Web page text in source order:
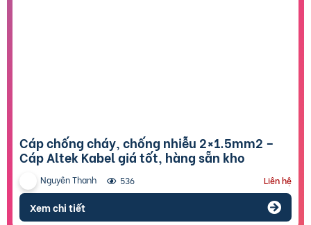
Cáp chống cháy, chống nhiễu 2×1.5mm2 –
Cáp Altek Kabel giá tốt, hàng sẵn kho
Nguyên Thanh 536 Liên hệ
Xem chi tiết